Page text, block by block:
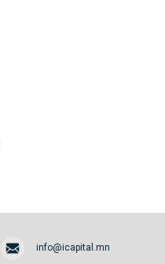
info@icapital.mn